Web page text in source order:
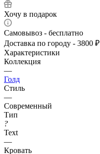
Хочу в подарок
Самовывоз - бесплатно
Доставка по городу - 3800 ₽
Характеристики
Коллекция
—
Голд
Стиль
—
Современный
Тип
?
Text
—
Кровать